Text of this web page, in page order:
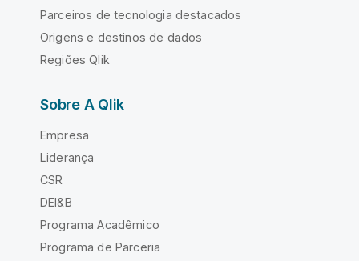
Parceiros de tecnologia destacados
Origens e destinos de dados
Regiões Qlik
Sobre A Qlik
Empresa
Liderança
CSR
DEI&B
Programa Acadêmico
Programa de Parceria